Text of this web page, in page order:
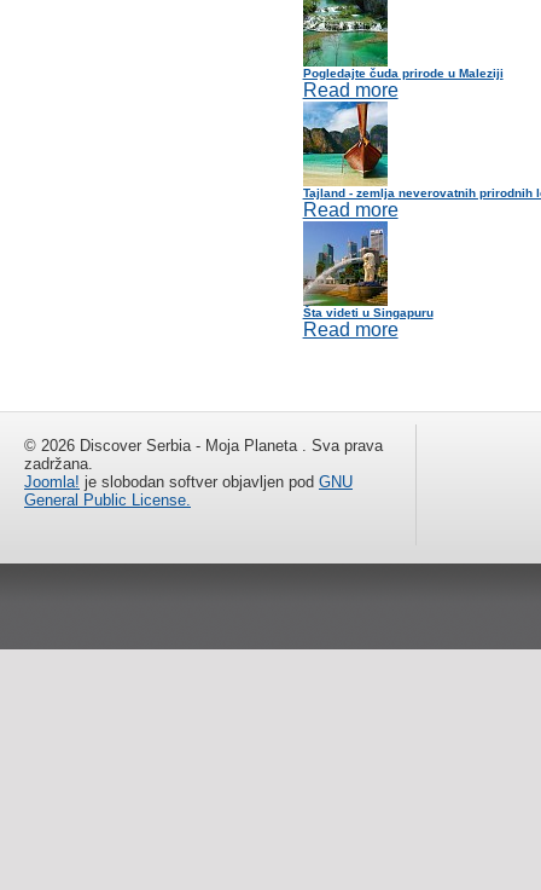
Pogledajte čuda prirode u Maleziji
Read more
Tajland - zemlja neverovatnih prirodnih
Read more
Šta videti u Singapuru
Read more
© 2026 Discover Serbia - Moja Planeta . Sva prava
zadržana.
Joomla! je slobodan softver objavljen pod GNU
General Public License.